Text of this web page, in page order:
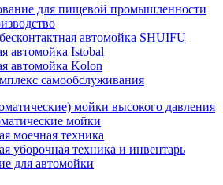
для пищевой промышленности
автомойка SHUIFU
автомойка Istobal
автомойка Kolon
самообслуживания
мойки высокого давления
мойки
моечная техника
уборочная техника и инвентарь
для автомойки